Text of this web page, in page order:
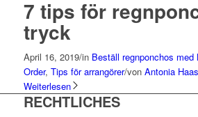
7 tips för
tryck
April 16, 2019/in Beställ regnponchos med
Order, Tips för arrangörer/von Antonia
Weiterlesen
RECHTLICHES